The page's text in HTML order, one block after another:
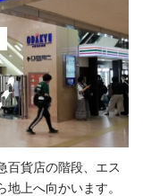
百貨店の階段、エス
上へ向かいます。